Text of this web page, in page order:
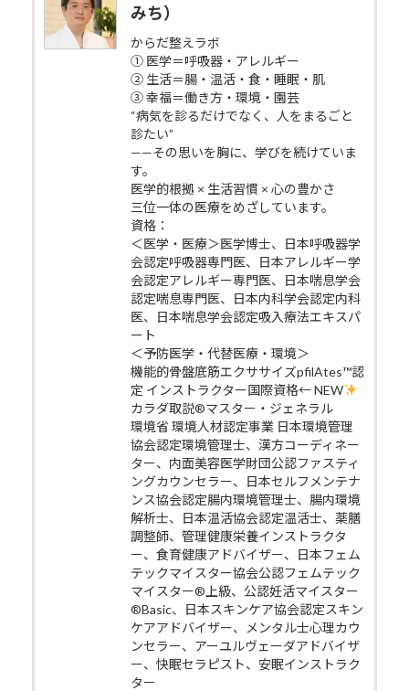
みち）
からだ整えラボ
① 医学＝呼吸器・アレルギー
② 生活＝腸・温活・食・睡眠・肌
③ 幸福＝働き方・環境・園芸
“病気を診るだけでなく、人をまるごと
診たい”
——その思いを胸に、学びを続けていま
す。
医学的根拠 × 生活習慣 × 心の豊かさ
三位一体の医療をめざしています。
資格：
＜医学・医療＞医学博士、日本呼吸器学
会認定呼吸器専門医、日本アレルギー学
会認定アレルギー専門医、日本喘息学会
認定喘息専門医、日本内科学会認定内科
医、日本喘息学会認定吸入療法エキスパ
ート
＜予防医学・代替医療・環境＞
機能的骨盤底筋エクササイズpfilAtes™認
定 インストラクター国際資格← NEW
カラダ取説®マスター・ジェネラル
環境省 環境人材認定事業 日本環境管理
協会認定環境管理士、漢方コーディネー
ター、内面美容医学財団公認ファスティ
ングカウンセラー、日本セルフメンテナ
ンス協会認定腸内環境管理士、腸内環境
解析士、日本温活協会認定温活士、薬膳
調整師、管理健康栄養インストラクタ
ー、食育健康アドバイザー、日本フェム
テックマイスター協会公認フェムテック
マイスター®上級、公認妊活マイスター
®Basic、日本スキンケア協会認定スキン
ケアアドバイザー、メンタル士心理カウ
ンセラー、アーユルヴェーダアドバイザ
ー、快眠セラピスト、安眠インストラク
ター